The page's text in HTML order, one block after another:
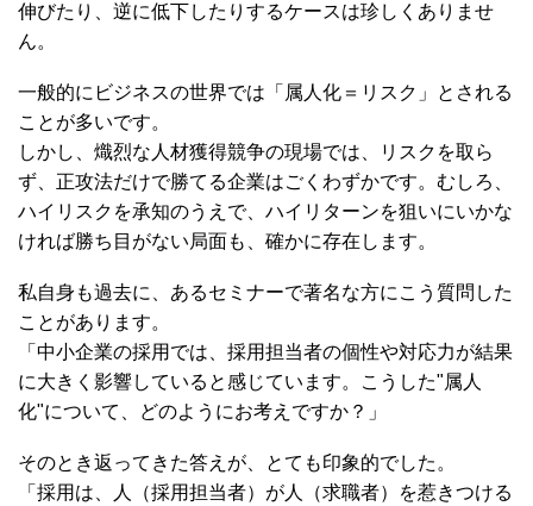
伸びたり、逆に低下したりするケースは珍しくありませ
ん。
一般的にビジネスの世界では「属人化＝リスク」とされる
ことが多いです。
しかし、熾烈な人材獲得競争の現場では、リスクを取ら
ず、正攻法だけで勝てる企業はごくわずかです。むしろ、
ハイリスクを承知のうえで、ハイリターンを狙いにいかな
ければ勝ち目がない局面も、確かに存在します。
私自身も過去に、あるセミナーで著名な方にこう質問した
ことがあります。
「中小企業の採用では、採用担当者の個性や対応力が結果
に大きく影響していると感じています。こうした"属人
化"について、どのようにお考えですか？」
そのとき返ってきた答えが、とても印象的でした。
「採用は、人（採用担当者）が人（求職者）を惹きつける